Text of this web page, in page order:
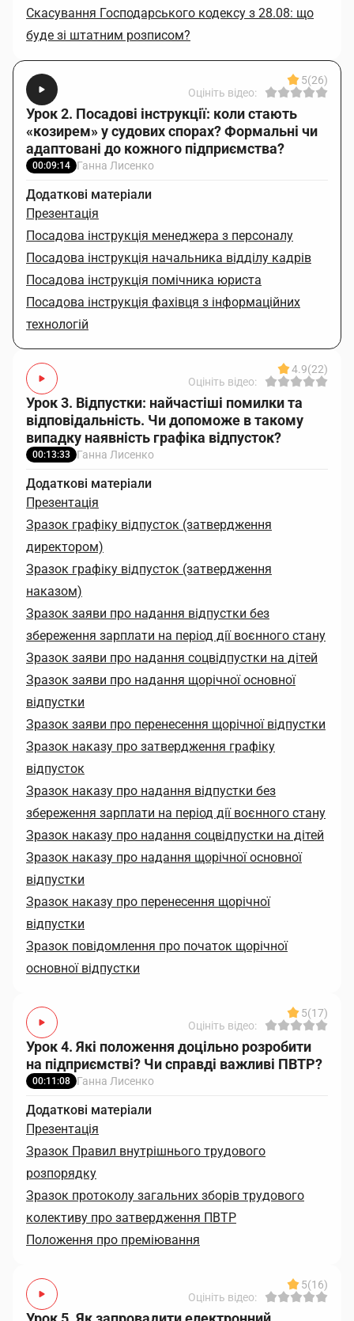
Скасування Господарського кодексу з 28.08: що
буде зі штатним розписом?
5(26)
Оцініть відео:
Урок 2. Посадові інструкції: коли стають
«козирем» у судових спорах? Формальні чи
адаптовані до кожного підприємства?
00:09:14 Ганна Лисенко
Додаткові матеріали
Презентація
Посадова інструкція менеджера з персоналу
Посадова інструкція начальника відділу кадрів
Посадова інструкція помічника юриста
Посадова інструкція фахівця з інформаційних
технологій
4.9(22)
Оцініть відео:
Урок 3. Відпустки: найчастіші помилки та
відповідальність. Чи допоможе в такому
випадку наявність графіка відпусток?
00:13:33 Ганна Лисенко
Додаткові матеріали
Презентація
Зразок графіку відпусток (затвердження
директором)
Зразок графіку відпусток (затвердження
наказом)
Зразок заяви про надання відпустки без
збереження зарплати на період дії воєнного стану
Зразок заяви про надання соцвідпустки на дітей
Зразок заяви про надання щорічної основної
відпустки
Зразок заяви про перенесення щорічної відпустки
Зразок наказу про затвердження графіку
відпусток
Зразок наказу про надання відпустки без
збереження зарплати на період дії воєнного стану
Зразок наказу про надання соцвідпустки на дітей
Зразок наказу про надання щорічної основної
відпустки
Зразок наказу про перенесення щорічної
відпустки
Зразок повідомлення про початок щорічної
основної відпустки
5(17)
Оцініть відео:
Урок 4. Які положення доцільно розробити
на підприємстві? Чи справді важливі ПВТР?
00:11:08 Ганна Лисенко
Додаткові матеріали
Презентація
Зразок Правил внутрішнього трудового
розпорядку
Зразок протоколу загальних зборів трудового
колективу про затвердження ПВТР
Положення про преміювання
5(16)
Оцініть відео: